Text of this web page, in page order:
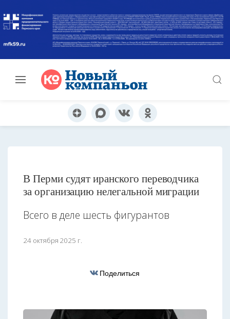
В Перми судят иранского переводчика
за организацию нелегальной миграции
Всего в деле шесть фигурантов
24 октября 2025 г.
Поделиться